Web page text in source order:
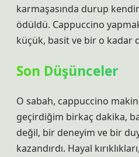
karmaşasında durup
ödüldü. Cappuccino
küçük, basit ve bir o kadar
Son Düşünceler
O sabah, cappuccino
geçirdiğim birkaç dakika,
değil, bir deneyim ve bir
kazandırdı. Hayal